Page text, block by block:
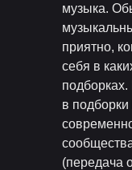
музыка.
приятно,
себя в
в
(передача